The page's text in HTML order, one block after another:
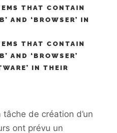
THAT CONTAIN
AND ‘BROWSER’ IN
THAT CONTAIN
AND ‘BROWSER’
IN THEIR
de création d’un
ont prévu un